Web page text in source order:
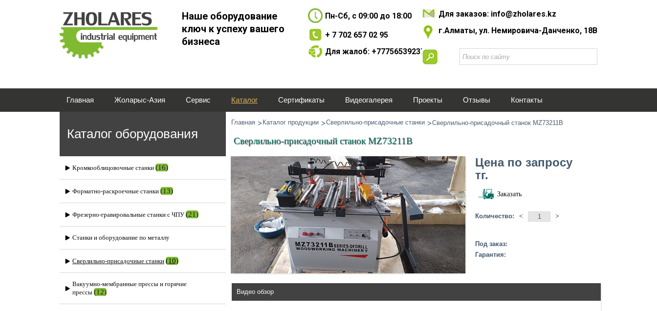
Наше оборудование
ключ к успеху вашего
бизнеса
Пн-Сб, с 09:00 до 18:00
+ 7 702 657 02 95
Для жалоб: +77756539237
Для заказов: info@zholares.kz
г.Алматы, ул. Немировича-Данченко, 18В
Главная Жоларыс-Азия Сервис Каталог Сертификаты Видеогалерея Проекты Отзывы Контакты
Каталог оборудования
Кромкооблицовочные станки (16)
Форматно-раскроечные станки (13)
Фрезерно-гравировальные станки с ЧПУ (21)
Станки и оборудование по металлу
Сверлильно-присадочные станки (10)
Вакуумно-мембранные прессы и горячие
прессы (12)
Главная Каталог продукции Сверлильно-присадочные станки Сверлильно-присадочный станок MZ73211B
Сверлильно-присадочный станок MZ73211B
Цена по запросу
тг.
Заказать
Количество: < >
Под заказ:
Гарантия:
Видео обзор